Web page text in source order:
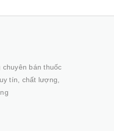
chuyên bán thuốc
tín, chất lượng,